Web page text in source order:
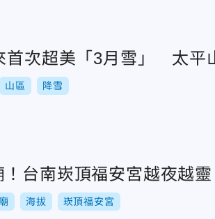
首次超美「3月雪」 太平
山區 降雪
！台南崁頂福安宮越夜越
海拔 崁頂福安宮